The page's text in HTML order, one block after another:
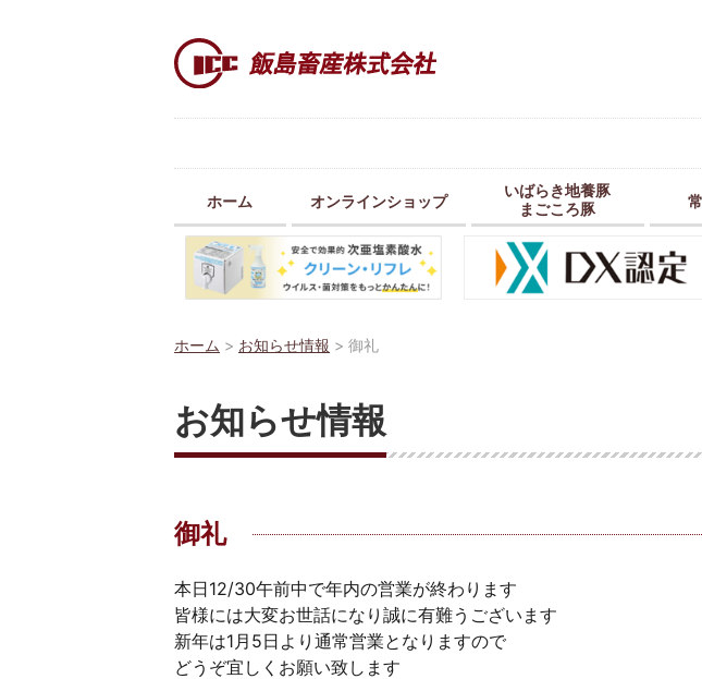
ホーム オンラインショップ
いばらき地養豚
まごころ豚
ホーム > お知らせ情報 > 御礼
お知らせ情報
御礼
本日12/30午前中で年内の営業が終わります
皆様には大変お世話になり誠に有難うございます
新年は1月5日より通常営業となりますので
どうぞ宜しくお願い致します